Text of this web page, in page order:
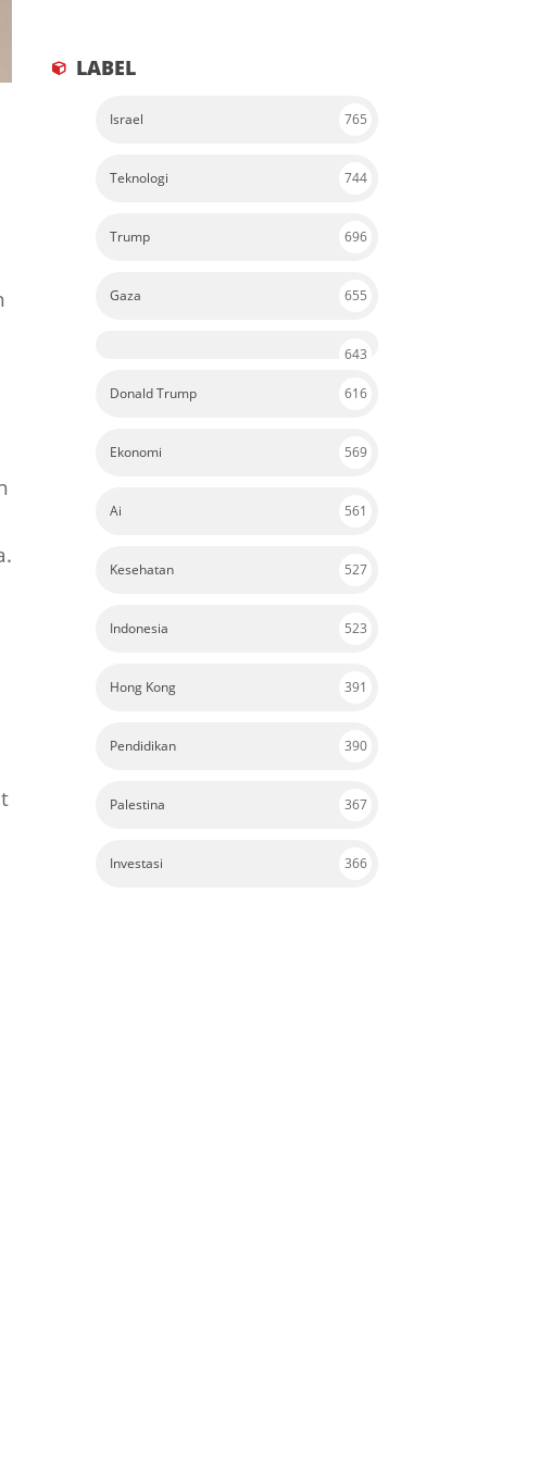
LABEL
Israel 765
Teknologi 744
Trump 696
Gaza 655
643
Donald Trump 616
Ekonomi 569
Ai 561
Kesehatan 527
Indonesia 523
Hong Kong 391
Pendidikan 390
Palestina 367
Investasi 366